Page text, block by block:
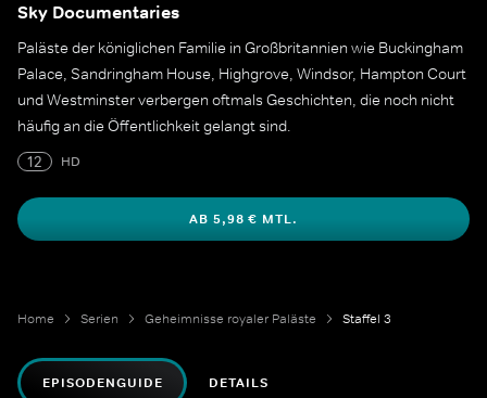
Sky Documentaries
Paläste der königlichen Familie in Großbritannien wie Buckingham
Palace, Sandringham House, Highgrove, Windsor, Hampton Court
und Westminster verbergen oftmals Geschichten, die noch nicht
häufig an die Öffentlichkeit gelangt sind.
12
HD
AB 5,98 € MTL.
Home Serien Geheimnisse royaler Paläste Staffel 3
EPISODENGUIDE DETAILS